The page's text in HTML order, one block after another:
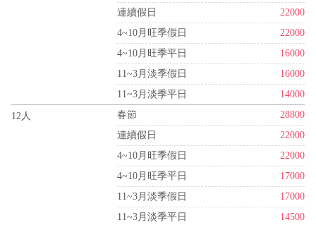
連續假日
22000
4~10月旺季假日
22000
4~10月旺季平日
16000
11~3月淡季假日
16000
11~3月淡季平日
14000
12人 春節
28800
連續假日
22000
4~10月旺季假日
22000
4~10月旺季平日
17000
11~3月淡季假日
17000
11~3月淡季平日
14500